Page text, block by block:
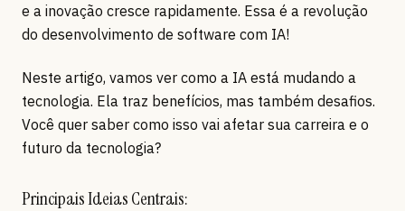
e a inovação cresce rapidamente. Essa é a revolução
do desenvolvimento de software com IA!
Neste artigo, vamos ver como a IA está mudando a
tecnologia. Ela traz benefícios, mas também desafios.
Você quer saber como isso vai afetar sua carreira e o
futuro da tecnologia?
Principais Ideias Centrais: